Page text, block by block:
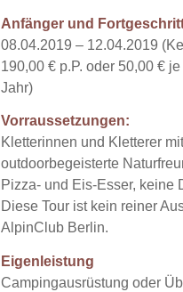
Anfänger und
08.04.2019 – 12.04.2019
190,00 € p.P. oder 50,00 €
Jahr)
Vorraussetzungen:
Kletterinnen und Kletterer
outdoorbegeisterte
Pizza- und Eis-Esser, keine
Diese Tour ist kein reiner
AlpinClub Berlin.
Eigenleistung
Campingausrüstung oder